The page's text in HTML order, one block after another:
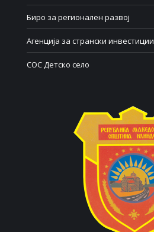
Биро за регионален развој
Агенција за странски инвестиции
СОС Детско село